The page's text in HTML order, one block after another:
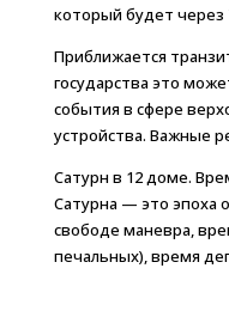
который будет через
Приближается
государства это
события в сфере
устройства. Важные
Сатурн в 12 доме.
Сатурна — это эпоха
свободе маневра,
печальных), время